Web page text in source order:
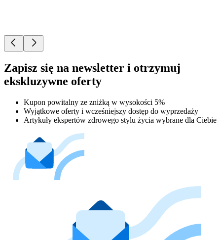
Zapisz się na newsletter i otrzymuj
ekskluzywne oferty
Kupon powitalny ze zniżką w wysokości 5%
Wyjątkowe oferty i wcześniejszy dostęp do wyprzedaży
Artykuły ekspertów zdrowego stylu życia wybrane dla Ciebie